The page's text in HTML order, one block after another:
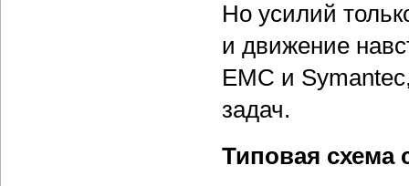
Но усилий
и движение
EMC и
задач.
Типовая схема